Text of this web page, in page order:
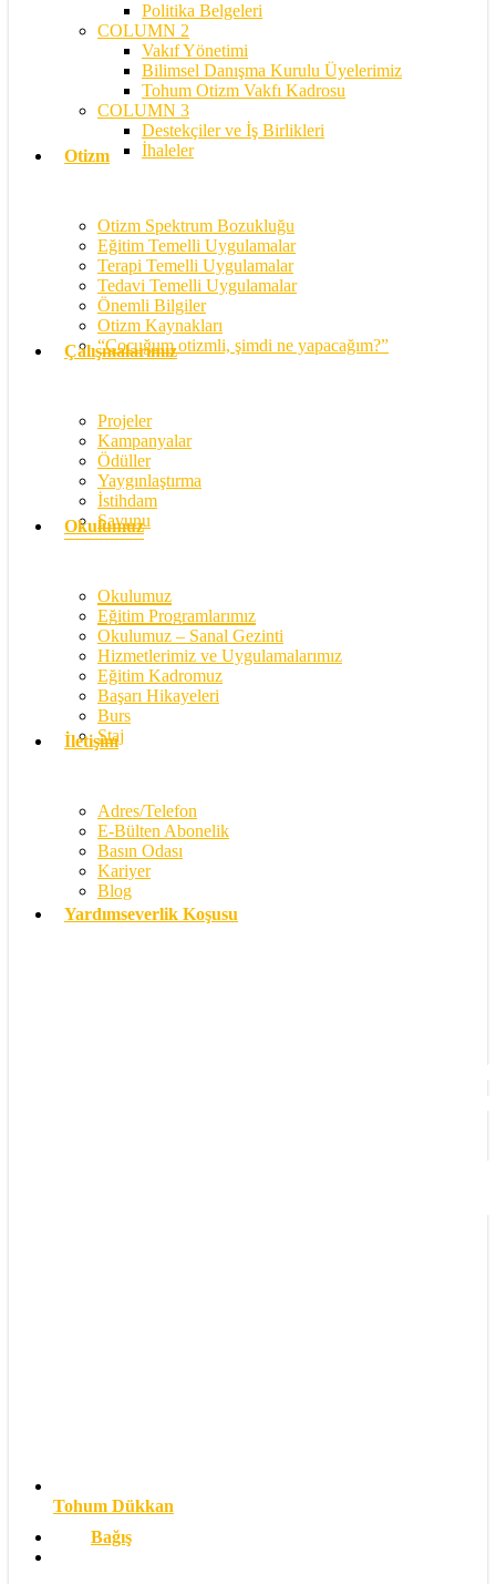
Politika Belgeleri
COLUMN 2
Vakıf Yönetimi
Bilimsel Danışma Kurulu Üyelerimiz
Tohum Otizm Vakfı Kadrosu
COLUMN 3
Destekçiler ve İş Birlikleri
İhaleler
Otizm
Otizm Spektrum Bozukluğu
Eğitim Temelli Uygulamalar
Terapi Temelli Uygulamalar
Tedavi Temelli Uygulamalar
Önemli Bilgiler
Otizm Kaynakları
“Çocuğum otizmli, şimdi ne yapacağım?”
Çalışmalarımız
Projeler
Kampanyalar
Ödüller
Yaygınlaştırma
İstihdam
Savunu
Okulumuz
Okulumuz
Eğitim Programlarımız
Okulumuz – Sanal Gezinti
Hizmetlerimiz ve Uygulamalarımız
Eğitim Kadromuz
Başarı Hikayeleri
Burs
Staj
İletişim
Adres/Telefon
E-Bülten Abonelik
Basın Odası
Kariyer
Blog
Yardımseverlik Koşusu
Tohum Dükkan
Bağış